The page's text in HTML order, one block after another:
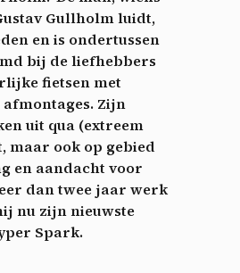
Gullholm luidt,
en is ondertussen
bij de liefhebbers
fietsen met
Zijn
uit qua (extreem
maar ook op gebied
en aandacht voor
dan twee jaar werk
nu zijn nieuwste
Spark.